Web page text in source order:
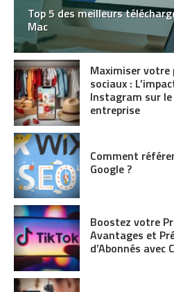
Top 5 des meilleurs
Mac
Maximiser votre
sociaux :
Instagram sur
entreprise
Comment
Google ?
Boostez votre
Avantages et
d’Abonnés avec